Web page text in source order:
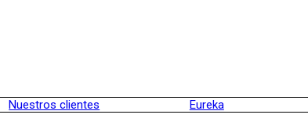
Nuestros clientes Eureka